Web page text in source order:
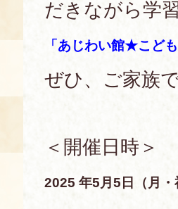
FAQ
食の海援
レン
備品リスト
空き状況
団体向
だきながら学
「あじわい館★こど
ぜひ、ご家族
＜開催日時＞
2025 年5月5日（月